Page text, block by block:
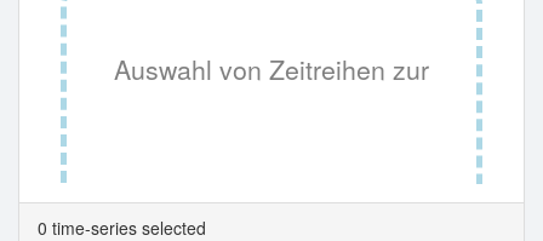
Auswahl von Zeitreihen zur
Tabellenansicht.
0 time-series selected